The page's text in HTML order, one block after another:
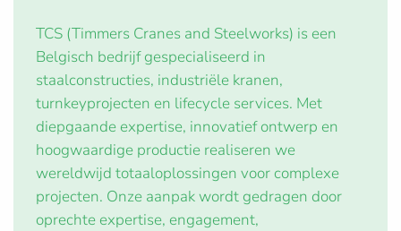
TCS (Timmers Cranes and Steelworks) is een
Belgisch bedrijf gespecialiseerd in
staalconstructies, industriële kranen,
turnkeyprojecten en lifecycle services. Met
diepgaande expertise, innovatief ontwerp en
hoogwaardige productie realiseren we
wereldwijd totaaloplossingen voor complexe
projecten. Onze aanpak wordt gedragen door
oprechte expertise, engagement,